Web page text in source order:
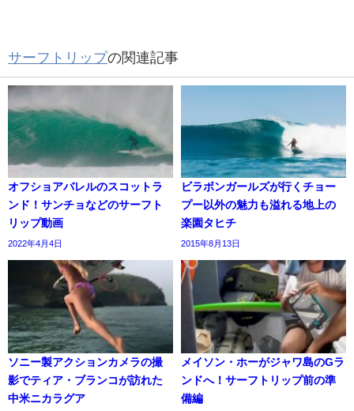
サーフトリップの関連記事
オフショアバレルのスコットラ
ンド！サンチョなどのサーフト
リップ動画
2022年4月4日
ビラボンガールズが行くチョー
プー以外の魅力も溢れる地上の
楽園タヒチ
2015年8月13日
ソニー製アクションカメラの撮
影でティア・ブランコが訪れた
中米ニカラグア
メイソン・ホーがジャワ島のGラ
ンドへ！サーフトリップ前の準
備編